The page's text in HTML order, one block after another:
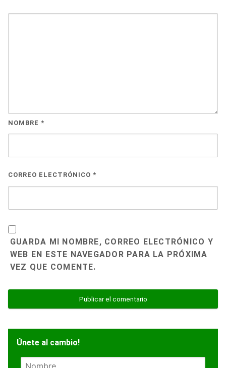
NOMBRE *
CORREO ELECTRÓNICO *
GUARDA MI NOMBRE, CORREO ELECTRÓNICO Y
WEB EN ESTE NAVEGADOR PARA LA PRÓXIMA
VEZ QUE COMENTE.
Únete al cambio!
N